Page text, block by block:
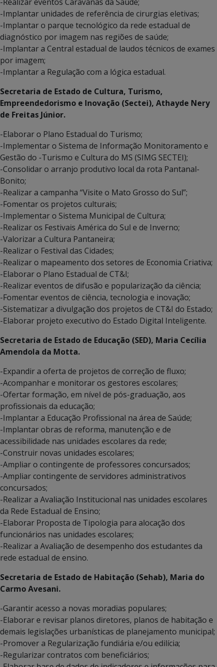
-Implantar unidades de referência de cirurgias eletivas;
-Implantar o parque tecnológico da rede estadual de
diagnóstico por imagem nas regiões de saúde;
-Implantar a Central estadual de laudos técnicos de exames
por imagem;
-Implantar a Regulação com a lógica estadual.
Secretaria de Estado de Cultura, Turismo,
Empreendedorismo e Inovação (Sectei), Athayde Nery
de Freitas Júnior.
-Elaborar o Plano Estadual do Turismo;
-Implementar o Sistema de Informação Monitoramento e
Gestão do -Turismo e Cultura do MS (SIMG SECTEI);
-Consolidar o arranjo produtivo local da rota Pantanal-
Bonito;
-Realizar a campanha “Visite o Mato Grosso do Sul”;
-Fomentar os projetos culturais;
-Implementar o Sistema Municipal de Cultura;
-Realizar os Festivais América do Sul e de Inverno;
-Valorizar a Cultura Pantaneira;
-Realizar o Festival das Cidades;
-Realizar o mapeamento dos setores de Economia Criativa;
-Elaborar o Plano Estadual de CT&I;
-Realizar eventos de difusão e popularização da ciência;
-Fomentar eventos de ciência, tecnologia e inovação;
-Sistematizar a divulgação dos projetos de CT&I do Estado;
-Elaborar projeto executivo do Estado Digital Inteligente.
Secretaria de Estado de Educação (SED), Maria Cecília
Amendola da Motta.
-Expandir a oferta de projetos de correção de fluxo;
-Acompanhar e monitorar os gestores escolares;
-Ofertar formação, em nível de pós-graduação, aos
profissionais da educação;
-Implantar a Educação Profissional na área de Saúde;
-Implantar obras de reforma, manutenção e de
acessibilidade nas unidades escolares da rede;
-Construir novas unidades escolares;
-Ampliar o contingente de professores concursados;
-Ampliar contingente de servidores administrativos
concursados;
-Realizar a Avaliação Institucional nas unidades escolares
da Rede Estadual de Ensino;
-Elaborar Proposta de Tipologia para alocação dos
funcionários nas unidades escolares;
-Realizar a Avaliação de desempenho dos estudantes da
rede estadual de ensino.
Secretaria de Estado de Habitação (Sehab), Maria do
Carmo Avesani.
-Garantir acesso a novas moradias populares;
-Elaborar e revisar planos diretores, planos de habitação e
demais legislações urbanísticas de planejamento municipal;
-Promover a Regularização fundiária e/ou edilícia;
-Regularizar contratos com beneficiários;